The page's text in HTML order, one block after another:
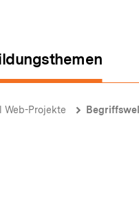
Web-Projekte